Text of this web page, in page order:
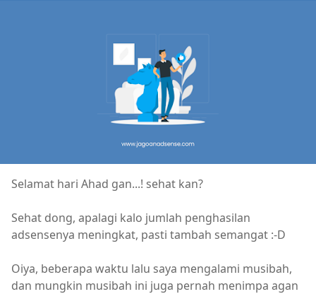
Selamat hari Ahad gan...! sehat kan?
Sehat dong, apalagi kalo jumlah penghasilan
adsensenya meningkat, pasti tambah semangat :-D
Oiya, beberapa waktu lalu saya mengalami musibah,
dan mungkin musibah ini juga pernah menimpa agan